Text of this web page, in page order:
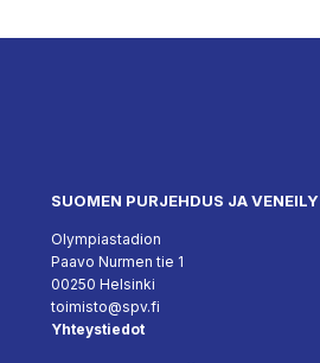
SUOMEN PURJEHDUS JA VENEILY
Olympiastadion
Paavo Nurmen tie 1
00250 Helsinki
toimisto@spv.fi
Yhteystiedot